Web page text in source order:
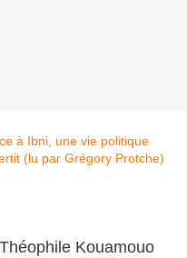
Kouamouo